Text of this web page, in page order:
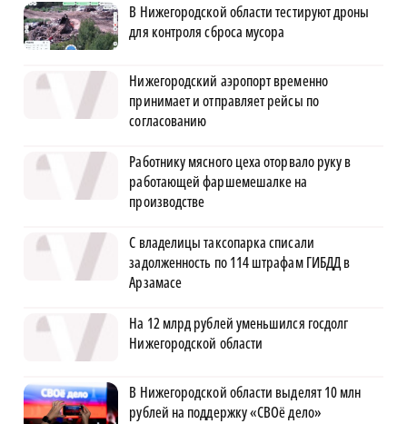
В Нижегородской области тестируют дроны
для контроля сброса мусора
Нижегородский аэропорт временно
принимает и отправляет рейсы по
согласованию
Работнику мясного цеха оторвало руку в
работающей фаршемешалке на
производстве
С владелицы таксопарка списали
задолженность по 114 штрафам ГИБДД в
Арзамасе
На 12 млрд рублей уменьшился госдолг
Нижегородской области
В Нижегородской области выделят 10 млн
рублей на поддержку «СВОё дело»